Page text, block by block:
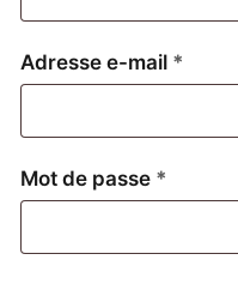
Adresse e-mail *
Mot de passe *